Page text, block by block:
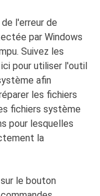
l'erreur de
par Windows
Suivez les
pour utiliser l'outil
afin
les fichiers
fichiers système
pour lesquelles
la
le bouton